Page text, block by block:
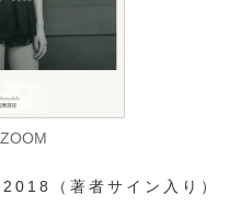
ZOOM
（著者サイン入り）